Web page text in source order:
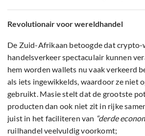
Revolutionair voor wereldhandel
De Zuid-Afrikaan betoogde dat
handelsverkeer spectaculair kunnen
hem worden wallets nu vaak verkeerd
als iets ingewikkelds, waardoor ze niet
gebruikt. Masie stelt dat de grootste
producten dan ook niet zit in rijke
juist in het faciliteren van “derde
ruilhandel veelvuldig voorkomt;